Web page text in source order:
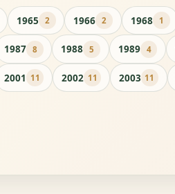
1965 2 1966 2 1968 1
1987 8 1988 5 1989 4
2001 11 2002 11 2003 11